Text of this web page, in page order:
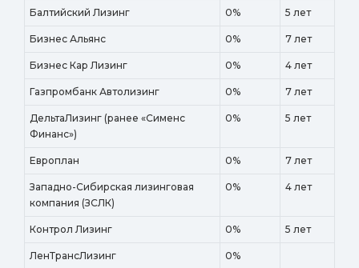
Балтийский Лизинг 0% 5 лет
Бизнес Альянс 0% 7 лет
Бизнес Кар Лизинг 0% 4 лет
Газпромбанк Автолизинг 0% 7 лет
ДельтаЛизинг (ранее «Сименс
Финанс»)
0% 5 лет
Европлан 0% 7 лет
Западно-Сибирская лизинговая
компания (ЗСЛК)
0% 4 лет
Контрол Лизинг 0% 5 лет
ЛенТрансЛизинг 0%